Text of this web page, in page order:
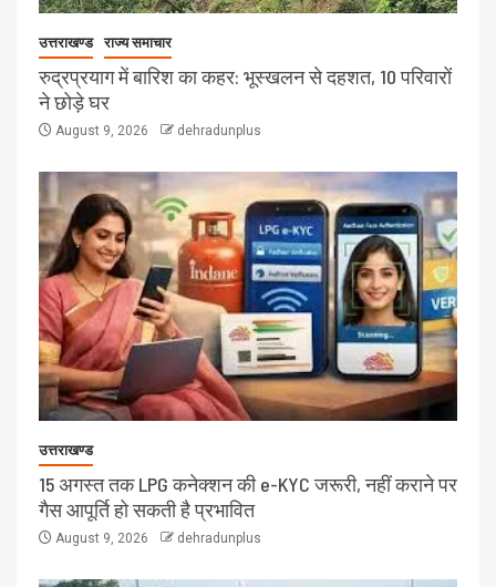
उत्तराखण्ड राज्य समाचार
रुद्रप्रयाग में बारिश का कहर: भूस्खलन से दहशत, 10 परिवारों
ने छोड़े घर
August 9, 2026 dehradunplus
उत्तराखण्ड
15 अगस्त तक LPG कनेक्शन की e-KYC जरूरी, नहीं कराने पर
गैस आपूर्ति हो सकती है प्रभावित
August 9, 2026 dehradunplus